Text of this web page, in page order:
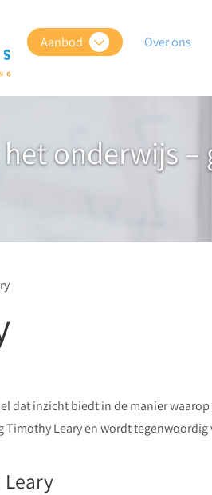
Aanbod Over ons
onderwijs
dat inzicht biedt in de manier
Leary en wordt
Leary